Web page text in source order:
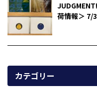
荷情報＞ 7/
カテゴリー